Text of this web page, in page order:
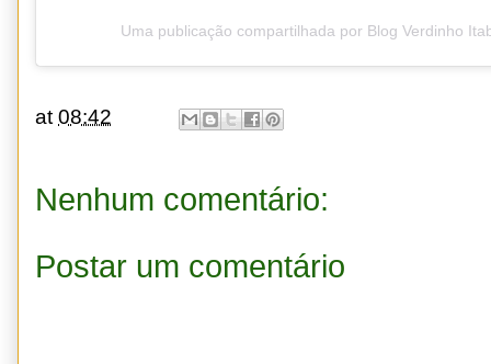
Uma publicação compartilhada por Blog Verdinho
at 08:42
Nenhum comentário:
Postar um comentário